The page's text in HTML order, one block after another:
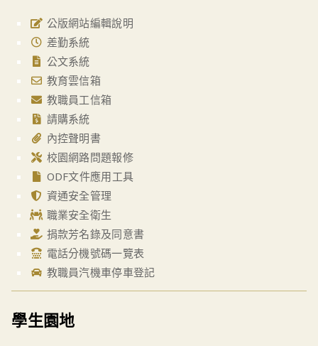
公版網站編輯說明
差勤系統
公文系統
教育雲信箱
教職員工信箱
請購系統
內控聲明書
校園網路問題報修
ODF文件應用工具
資通安全管理
職業安全衛生
捐款芳名錄及同意書
電話分機號碼一覽表
教職員汽機車停車登記
學生園地